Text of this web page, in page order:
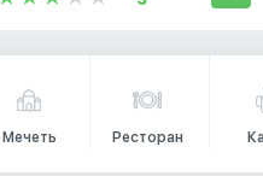
Мечеть Ресторан